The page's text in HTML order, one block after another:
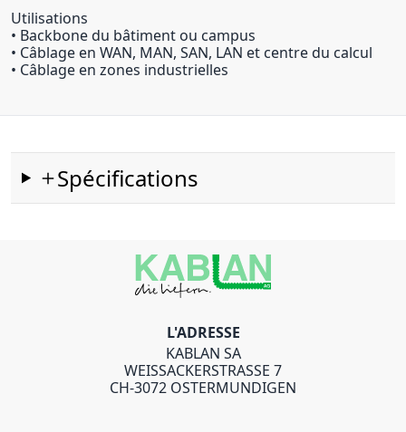
Utilisations
• Backbone du bâtiment ou campus
• Câblage en WAN, MAN, SAN, LAN et centre du calcul
• Câblage en zones industrielles
Spécifications
L'ADRESSE
KABLAN SA
WEISSACKERSTRASSE 7
CH-3072 OSTERMUNDIGEN